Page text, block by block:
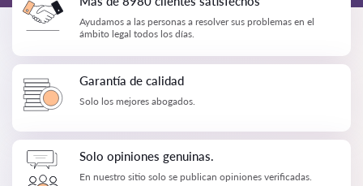
Ayudamos a las personas a resolver sus problemas en el
ámbito legal todos los días.
Garantía de calidad
Solo los mejores abogados.
Solo opiniones genuinas.
En nuestro sitio solo se publican opiniones verificadas.